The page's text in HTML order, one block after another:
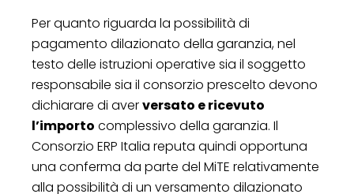
Per quanto riguarda la possibilità di
pagamento dilazionato della garanzia, nel
testo delle istruzioni operative sia il soggetto
responsabile sia il consorzio prescelto devono
dichiarare di averversato e ricevuto
l’importo complessivo della garanzia. Il
Consorzio ERP Italia reputa quindi opportuna
una conferma da parte del MiTE relativamente
alla possibilità di un versamento dilazionato